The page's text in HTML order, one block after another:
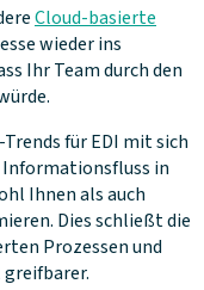
Cloud-basierte
wieder ins
Ihr Team durch den
für EDI mit sich
in
Ihnen als auch
Dies schließt die
Prozessen und